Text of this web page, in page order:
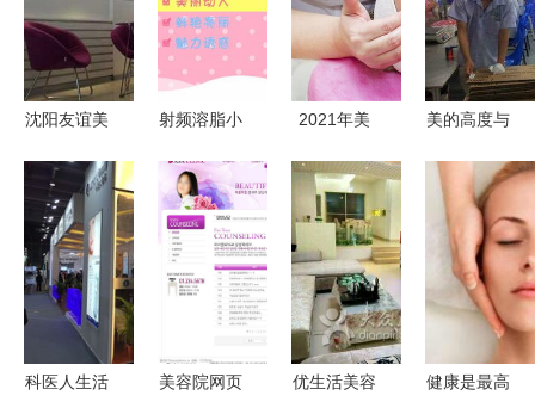
沈阳友谊美
生活美容服
务价目表一
览
射频溶脂小
容的轻奢新
宠
2021年美
道 生活美
容服务的破
局与重塑
美的高度与
活美容服务
中的边界诚
勉
科医人生活
美容院网页
优生活美容
健康是最高